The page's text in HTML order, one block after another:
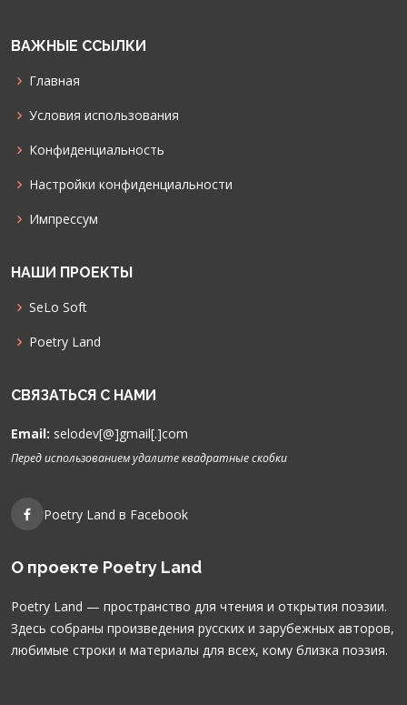
ВАЖНЫЕ ССЫЛКИ
Главная
Условия использования
Конфиденциальность
Настройки конфиденциальности
Импрессум
НАШИ ПРОЕКТЫ
SeLo Soft
Poetry Land
СВЯЗАТЬСЯ С НАМИ
Email: selodev[@]gmail[.]com
Перед использованием удалите квадратные скобки
Poetry Land в Facebook
О проекте Poetry Land
Poetry Land — пространство для чтения и открытия поэзии.
Здесь собраны произведения русских и зарубежных авторов,
любимые строки и материалы для всех, кому близка поэзия.